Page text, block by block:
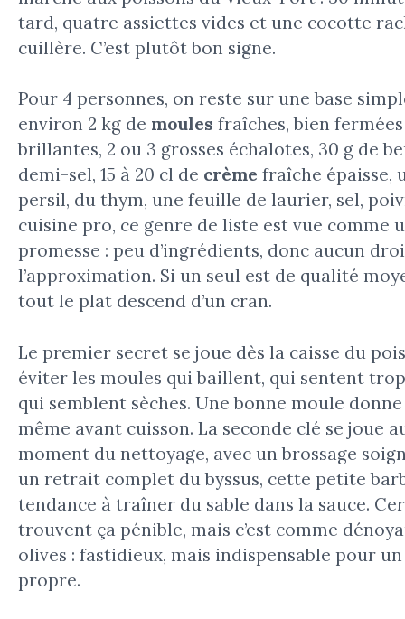
tard, quatre assiettes vides et une cocotte
cuillère. C’est plutôt bon signe.
Pour 4 personnes, on reste sur une base
environ 2 kg de moules fraîches, bien
brillantes, 2 ou 3 grosses échalotes, 30 g de
demi-sel, 15 à 20 cl de crème fraîche épaisse,
persil, du thym, une feuille de laurier, sel,
cuisine pro, ce genre de liste est vue comme
promesse : peu d’ingrédients, donc aucun
l’approximation. Si un seul est de qualité
tout le plat descend d’un cran.
Le premier secret se joue dès la caisse du
éviter les moules qui baillent, qui sentent
qui semblent sèches. Une bonne moule
même avant cuisson. La seconde clé se joue
moment du nettoyage, avec un brossage
un retrait complet du byssus, cette petite
tendance à traîner du sable dans la sauce.
trouvent ça pénible, mais c’est comme
olives : fastidieux, mais indispensable pour
propre.